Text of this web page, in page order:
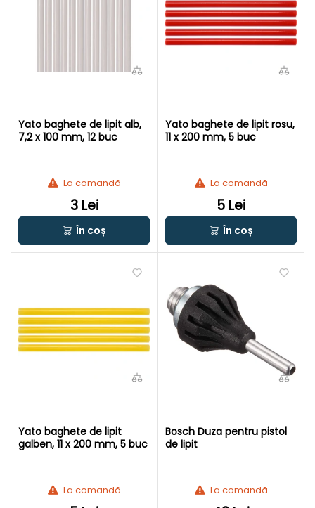
Yato baghete de lipit alb,
7,2 x 100 mm, 12 buc
La comandă
3 Lei
În coș
Yato baghete de lipit rosu,
11 x 200 mm, 5 buc
La comandă
5 Lei
În coș
Yato baghete de lipit
galben, 11 x 200 mm, 5 buc
La comandă
Bosch Duza pentru pistol
de lipit
La comandă